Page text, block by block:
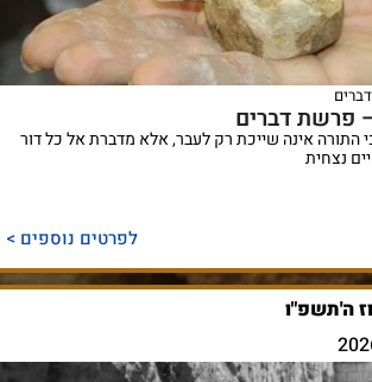
פרשת דברים
אינה שייכת רק לעבר, אלא מדברת אל כל דור
נצחית
לפרטים נוספים >
ה'תשפ"ו